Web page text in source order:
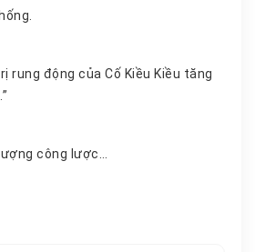
thống.
động của Cố Kiều Kiều tăng
Lần , trở thành đối tượng công lược…